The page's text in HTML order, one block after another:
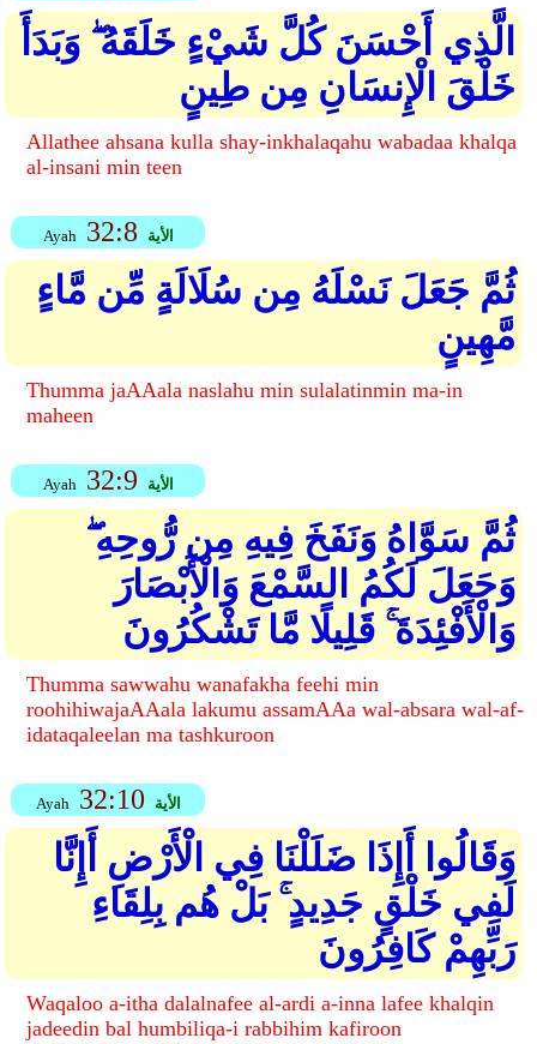
الَّذِي أَحْسَنَ كُلَّ شَيْءٍ خَلَقَهُ ۖ وَبَدَأَ
خَلْقَ الْإِنسَانِ مِن طِينٍ
Allathee ahsana kulla shay-inkhalaqahu wabadaa khalqa
al-insani min teen
Ayah 32:8 الأية
ثُمَّ جَعَلَ نَسْلَهُ مِن سُلَالَةٍ مِّن مَّاءٍ
مَّهِينٍ
Thumma jaAAala naslahu min sulalatinmin ma-in
maheen
Ayah 32:9 الأية
ثُمَّ سَوَّاهُ وَنَفَخَ فِيهِ مِن رُّوحِهِ ۖ
وَجَعَلَ لَكُمُ السَّمْعَ وَالْأَبْصَارَ
وَالْأَفْئِدَةَ ۚ قَلِيلًا مَّا تَشْكُرُونَ
Thumma sawwahu wanafakha feehi min
roohihiwajaAAala lakumu assamAAa wal-absara wal-af-
idataqaleelan ma tashkuroon
Ayah 32:10 الأية
وَقَالُوا أَإِذَا ضَلَلْنَا فِي الْأَرْضِ أَإِنَّا
لَفِي خَلْقٍ جَدِيدٍ ۚ بَلْ هُم بِلِقَاءِ
رَبِّهِمْ كَافِرُونَ
Waqaloo a-itha dalalnafee al-ardi a-inna lafee khalqin
jadeedin bal humbiliqa-i rabbihim kafiroon